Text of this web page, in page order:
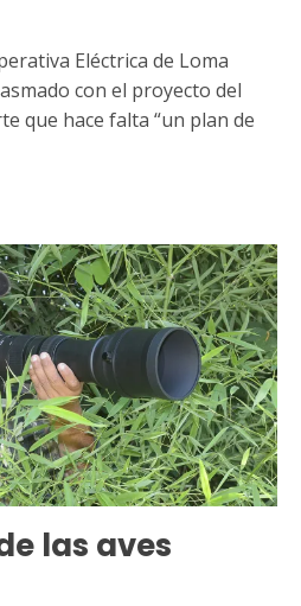
Eléctrica de Loma
con el proyecto del
que hace falta “un plan de
las aves